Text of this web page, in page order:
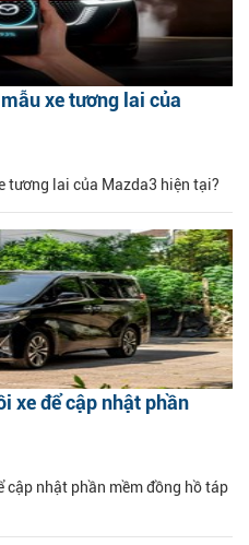
xe tương lai của
tương lai của Mazda3 hiện tại?
xe để cập nhật phần
cập nhật phần mềm đồng hồ táp